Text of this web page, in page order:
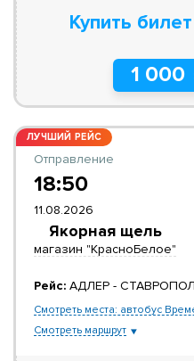
Купить билет
1 000
ЛУЧШИЙ РЕЙС
Отправление
18:50
11.08.2026
Якорная щель
магазин "КрасноБелое"
Рейс: АДЛЕР -
Смотреть места: автобус
Смотреть маршрут